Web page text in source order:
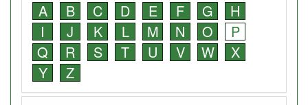
A B C D E F G
H
I
J K L M N O
P
Q
R S T U V W
X
Y
Z